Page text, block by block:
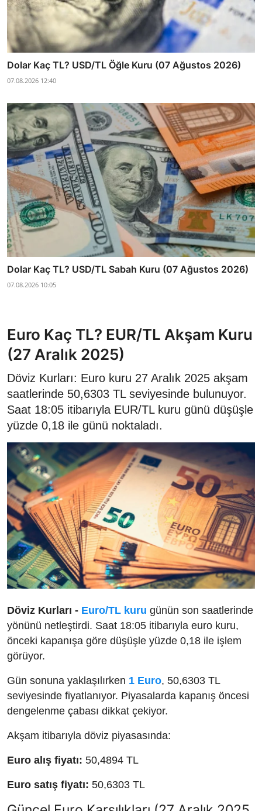
Dolar Kaç TL? USD/TL Öğle Kuru (07 Ağustos 2026)
07.08.2026 12:40
Dolar Kaç TL? USD/TL Sabah Kuru (07 Ağustos 2026)
07.08.2026 10:05
Euro Kaç TL? EUR/TL Akşam Kuru
(27 Aralık 2025)
Döviz Kurları: Euro kuru 27 Aralık 2025 akşam
saatlerinde 50,6303 TL seviyesinde bulunuyor.
Saat 18:05 itibarıyla EUR/TL kuru günü düşüşle
yüzde 0,18 ile günü noktaladı.
Döviz Kurları - Euro/TL kuru günün son saatlerinde
yönünü netleştirdi. Saat 18:05 itibarıyla euro kuru,
önceki kapanışa göre düşüşle yüzde 0,18 ile işlem
görüyor.
Gün sonuna yaklaşılırken 1 Euro, 50,6303 TL
seviyesinde fiyatlanıyor. Piyasalarda kapanış öncesi
dengelenme çabası dikkat çekiyor.
Akşam itibarıyla döviz piyasasında:
Euro alış fiyatı: 50,4894 TL
Euro satış fiyatı: 50,6303 TL